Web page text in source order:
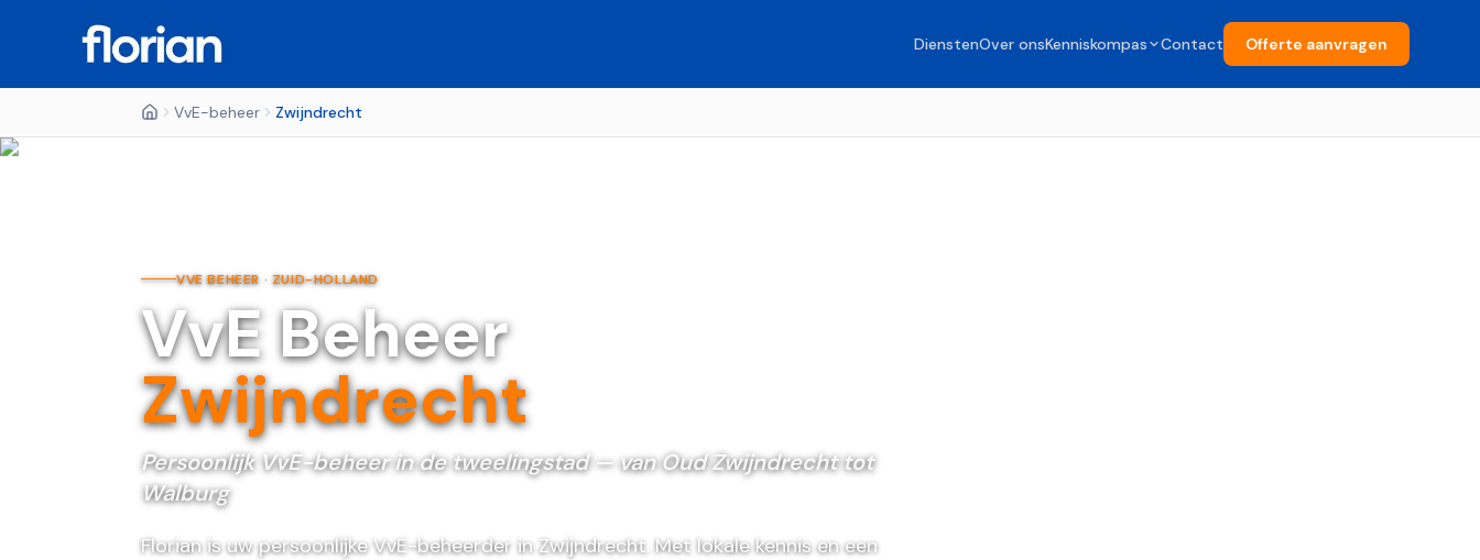
DienstenOver onsKenniskompas Contact Offerte aanvragen
VvE-beheer Zwijndrecht
VVE BEHEER · ZUID-HOLLAND
VvE Beheer
Zwijndrecht
Persoonlijk VvE-beheer in de tweelingstad — van Oud Zwijndrecht tot
Walburg
Florian is uw persoonlijke VvE-beheerder in Zwijndrecht. Met lokale kennis en een